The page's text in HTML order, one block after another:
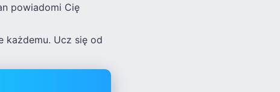
powiadomi Cię
każdemu. Ucz się od